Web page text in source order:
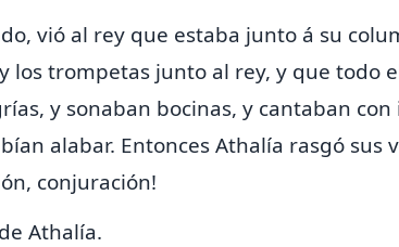
vió al rey que estaba junto á su
los trompetas junto al rey, y que todo
y sonaban bocinas, y cantaban
alabar. Entonces Athalía rasgó sus
conjuración!
Athalía.